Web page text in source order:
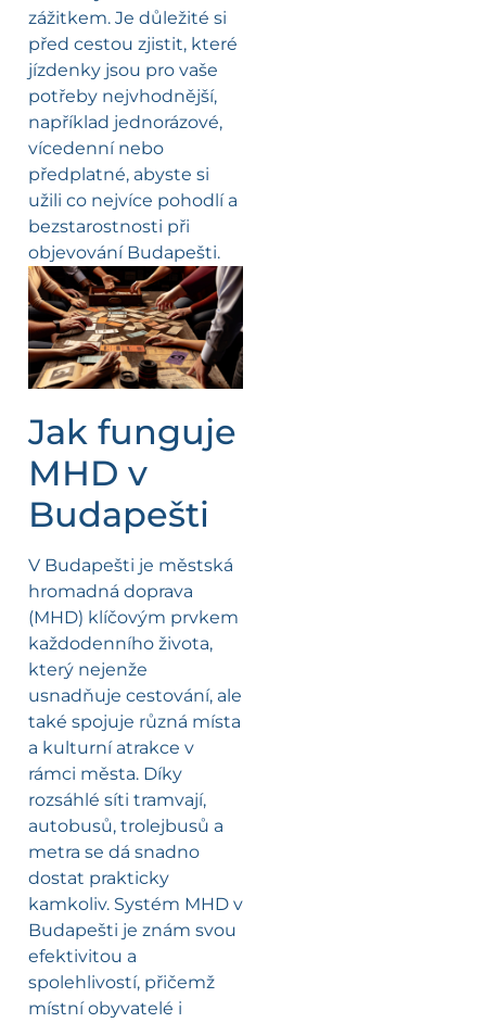
zážitkem. Je důležité si
před cestou zjistit, které
jízdenky jsou pro vaše
potřeby nejvhodnější,
například jednorázové,
vícedenní nebo
předplatné, abyste si
užili co nejvíce pohodlí a
bezstarostnosti při
objevování Budapešti.
Jak funguje
MHD v
Budapešti
V Budapešti je městská
hromadná doprava
(MHD) klíčovým prvkem
každodenního života,
který nejenže
usnadňuje cestování, ale
také spojuje různá místa
a kulturní atrakce v
rámci města. Díky
rozsáhlé síti tramvají,
autobusů, trolejbusů a
metra se dá snadno
dostat prakticky
kamkoliv. Systém MHD v
Budapešti je znám svou
efektivitou a
spolehlivostí, přičemž
místní obyvatelé i